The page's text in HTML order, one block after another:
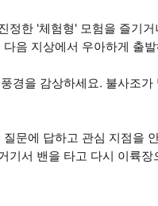
정한 '체험형' 모험을 즐기
음 지상에서 우아하게 출
경을 감상하세요. 불사조
문에 답하고 관심 지점을
기서 밴을 타고 다시 이륙